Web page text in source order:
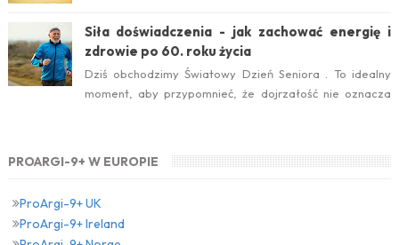
Siła doświadczenia - jak zachować energię i
zdrowie po 60. roku życia
Dziś obchodzimy Światowy Dzień Seniora . To idealny
moment, aby przypomnieć, że dojrzałość nie oznacza
PROARGI-9+ W EUROPIE
ProArgi-9+ UK
ProArgi-9+ Ireland